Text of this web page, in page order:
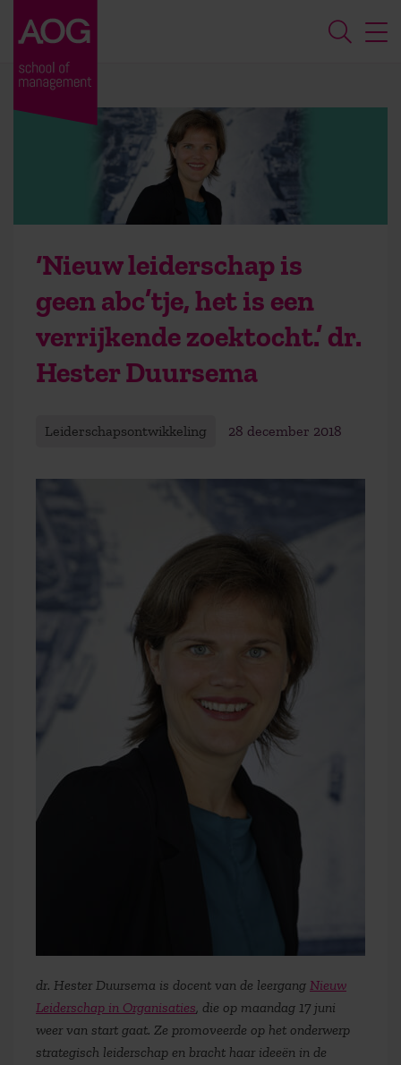
‘Nieuw leiderschap is
geen abc’tje, het is een
verrijkende zoektocht.’ dr.
Hester Duursema
Leiderschapsontwikkeling 28 december 2018
dr. Hester Duursema is docent van de leergang Nieuw
Leiderschap in Organisaties, die op maandag 17 juni
weer van start gaat. Ze promoveerde op het onderwerp
strategisch leiderschap en bracht haar ideeën in de